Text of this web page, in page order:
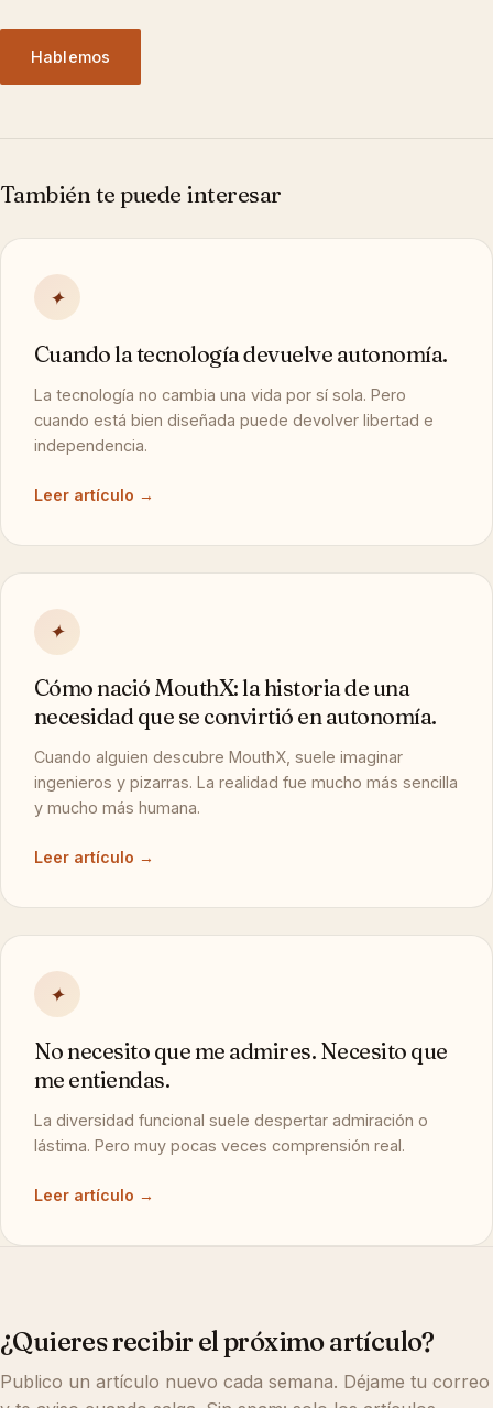
Hablemos
También te puede interesar
✦
Cuando la tecnología devuelve autonomía.
La tecnología no cambia una vida por sí sola. Pero
cuando está bien diseñada puede devolver libertad e
independencia.
Leer artículo →
✦
Cómo nació MouthX: la historia de una
necesidad que se convirtió en autonomía.
Cuando alguien descubre MouthX, suele imaginar
ingenieros y pizarras. La realidad fue mucho más sencilla
y mucho más humana.
Leer artículo →
✦
No necesito que me admires. Necesito que
me entiendas.
La diversidad funcional suele despertar admiración o
lástima. Pero muy pocas veces comprensión real.
Leer artículo →
¿Quieres recibir el próximo artículo?
Publico un artículo nuevo cada semana. Déjame tu correo